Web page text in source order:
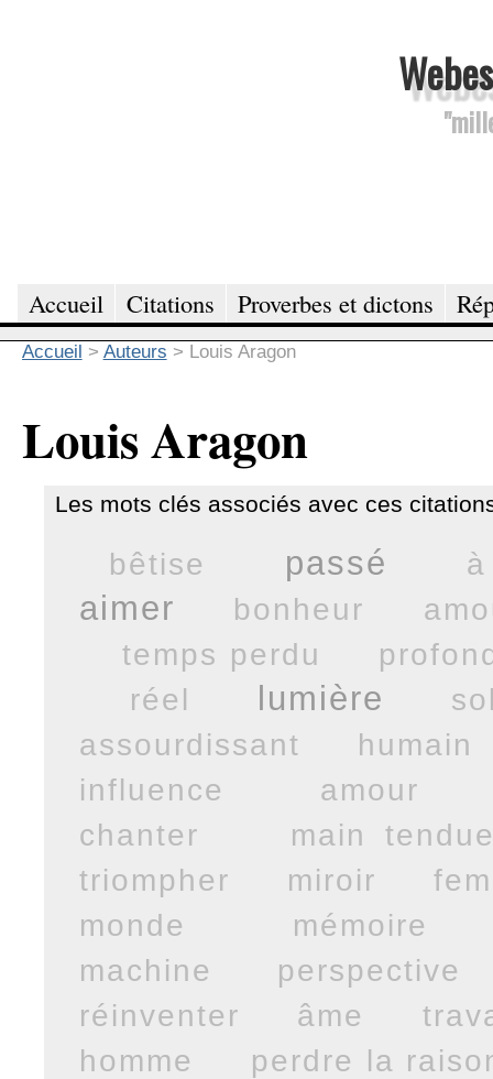
Accueil Citations Proverbes et dictons
Accueil > Auteurs > Louis Aragon
Louis Aragon
Les mots clés associés avec ces
bêtise passé
aimer bonheur
temps perdu
réel
lumière
assourdissant
humain
influence
amour
chanter
main
triompher
miroir
monde
mémoire
machine
perspective
réinventer
âme
homme
perdre la